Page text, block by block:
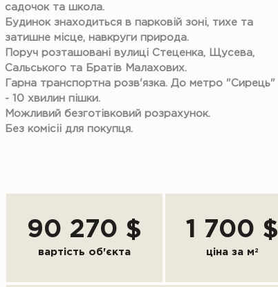
садочок та школа.
Будинок знаходиться в парковій зоні, тихе та
затишне місце, навкруги природа.
Поруч розташовані вулиці Стеценка, Щусева,
Сальського та Братів Малахових.
Гарна транспортна розв'язка. До метро "Сирець"
- 10 хвилин пішки.
Можливий безготівковий розрахунок.
Без комісіі для покупця.
90 270 $
вартість об'єкта
1 700 $
ціна за м 2